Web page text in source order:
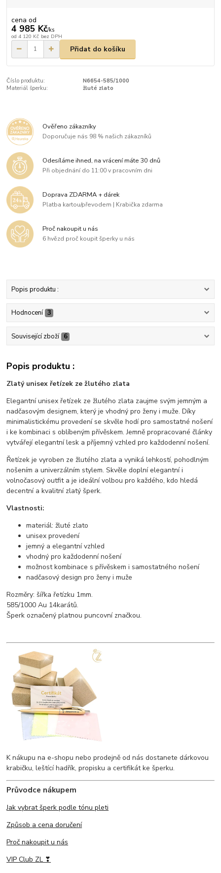
cena od
4 985 Kč/ks
od 4 120 Kč bez DPH
Přidat do košíku
Číslo produktu:
N6654-585/1000
Materiál šperku:
žluté zlato
Ověřeno zákazníky
Doporučuje nás 98 % našich zákazníků
Odesíláme ihned, na vrácení máte 30 dnů
Při objednání do 11:00 v pracovním dni
Doprava ZDARMA + dárek
Platba kartou/převodem | Krabička zdarma
Proč nakoupit u nás
6 hvězd proč koupit šperky u nás
Popis produktu :
Hodnocení 3
Související zboží 6
Popis produktu :
Zlatý unisex řetízek ze žlutého zlata
Elegantní unisex řetízek ze žlutého zlata zaujme svým jemným a
nadčasovým designem, který je vhodný pro ženy i muže. Díky
minimalistickému provedení se skvěle hodí pro samostatné nošení
i ke kombinaci s oblíbeným přívěskem. Jemně propracované články
vytvářejí elegantní lesk a příjemný vzhled pro každodenní nošení.
Řetízek je vyroben ze žlutého zlata a vyniká lehkostí, pohodlným
nošením a univerzálním stylem. Skvěle doplní elegantní i
volnočasový outfit a je ideální volbou pro každého, kdo hledá
decentní a kvalitní zlatý šperk.
Vlastnosti:
materiál: žluté zlato
unisex provedení
jemný a elegantní vzhled
vhodný pro každodenní nošení
možnost kombinace s přívěskem i samostatného nošení
nadčasový design pro ženy i muže
Rozměry: šířka řetízku 1mm.
585/1000 Au 14karátů.
Šperk označený platnou puncovní značkou.
K nákupu na e-shopu nebo prodejně od nás dostanete dárkovou
krabičku, leštící hadřík, propisku a certifikát ke šperku.
Průvodce nákupem
Jak vybrat šperk podle tónu pleti
Způsob a cena doručení
Proč nakoupit u nás
VIP Club ZL ❣